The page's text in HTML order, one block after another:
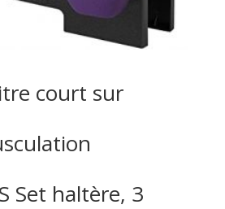
court sur
Set haltère, 3